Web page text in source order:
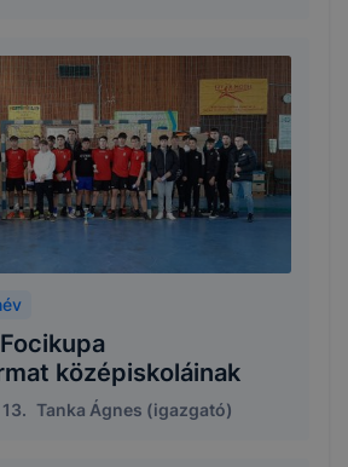
középiskoláinak
Tanka Ágnes (igazgató)